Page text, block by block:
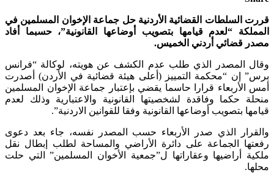
قررت السلطات القضائية الأردنية حل جماعة الإخوان المسلمين في
المملكة “لعدم قيامها بتصويب أوضاعها القانونية”، حسبما أفاد
مصدر قضائي أردني الخميس.
وقال المصدر الذي طلب عدم الكشف عن هويته، لوكالة “فرانس
برس” إن “محكمة التمييز (أعلى هيئة قضائية في الأردن) أصدرت
أمس الأربعاء قرارا حاسما يقضي بإعتبار جماعة الإخوان المسلمين
منحلة حكما وفاقدة لشخصيتها القانونية والاعتبارية وذلك لعدم
قيامها بتصويب أوضاعها القانونية وفقا للقوانين الاردنية”.
والقرار الذي صدر الأربعاء حسب المصدر نفسه، جاء بعد دعوى
رفعتها الجماعة على دائرة الأراضي والمساحة لطلب إبطال نقل
ملكية أراضيها وعقاراتها ل”جمعية الأخوان المسلمين” التي حلت
محلها.